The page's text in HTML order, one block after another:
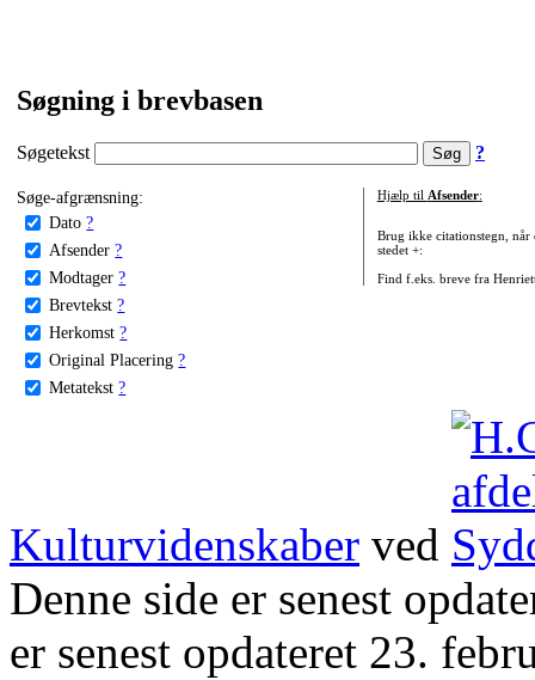
Søgning i brevbasen
Søgetekst ?
Søge-afgrænsning:
Dato ?
Afsender ?
Modtager ?
Brevtekst ?
Herkomst ?
Original Placering ?
Metatekst ?
Hjælp til Afsender:
Brug ikke citationstegn, når
stedet +:
Find f.eks. breve fra
Kulturvidenskaber ved
Denne side er senest
er senest opdateret 23.